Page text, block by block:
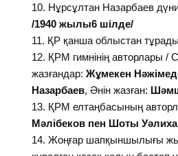
Нұрсұлтан Назарбаев
/1940 жылы6 шілде/
ҚР қанша облыстан
ҚРМ гимнінің авторлары /
жазғандар: Жұмекен
Назарбаев, Әнін жазған:
ҚРМ елтаңбасының
Мәлiбеков пен Шоты
Жоңғар шапқыншылығы